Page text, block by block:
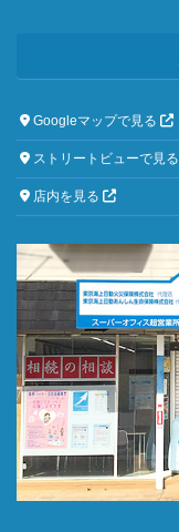
Googleマップで見る
ストリートビューで見る
店内を見る